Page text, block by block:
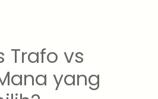
Trafo vs
yang